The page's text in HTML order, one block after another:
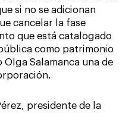
si no se adicionan
cancelar la fase
que está catalogado
como patrimonio
Salamanca una de
presidente de la